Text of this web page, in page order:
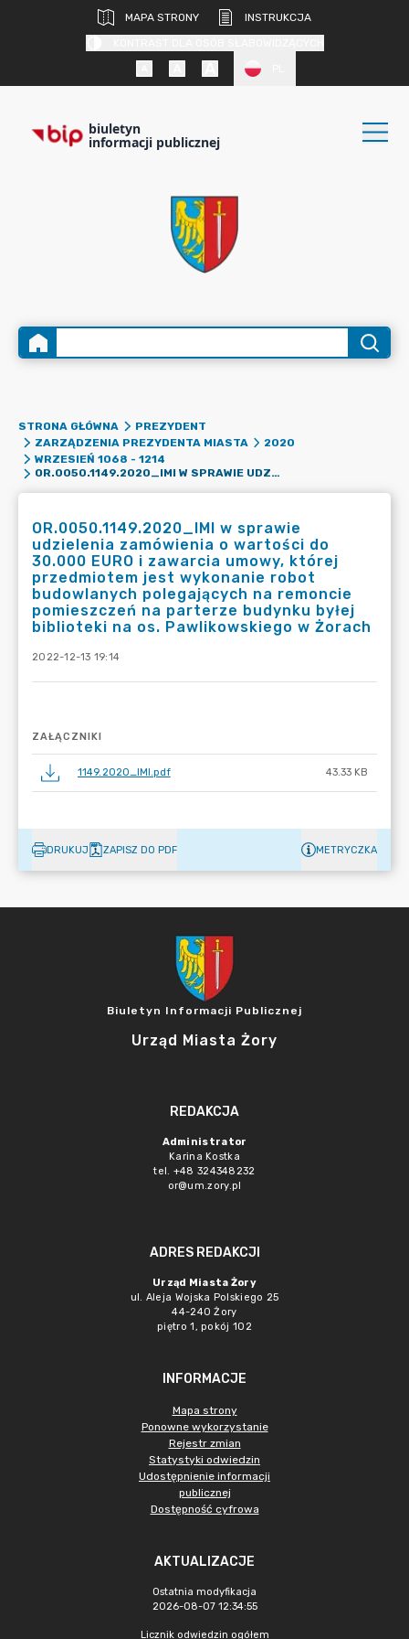
MAPA STRONY
INSTRUKCJA
biuletyn
informacji publicznej
STRONA GŁÓWNA
PREZYDENT
ZARZĄDZENIA PREZYDENTA MIASTA
2020
WRZESIEŃ 1068 - 1214
OR.0050.1149.2020_IMI W SPRAWIE UDZIELENIA ZAMÓWIENIA O WARTOŚCI DO 30.000 EURO I ZAWARCIA UMOWY, KTÓREJ PRZEDMIOTEM JEST WYKONANIE ROBOT BUDOWLANYCH POLEGAJĄCYCH NA REMONCIE POMIESZCZEŃ NA PARTERZE BUDYNKU BYŁEJ BIBLIOTEKI NA OS. PAWLIKOWSKIEGO W ŻORACH
OR.0050.1149.2020_IMI w sprawie
udzielenia zamówienia o wartości do
30.000 EURO i zawarcia umowy, której
przedmiotem jest wykonanie robot
budowlanych polegających na remoncie
pomieszczeń na parterze budynku byłej
biblioteki na os. Pawlikowskiego w Żorach
2022-12-13 19:14
ZAŁĄCZNIKI
1149.2020_IMI.pdf 43.33 KB
DRUKUJ ZAPISZ DO PDF METRYCZKA
Biuletyn Informacji Publicznej
Urząd Miasta Żory
REDAKCJA
Administrator
Karina Kostka
tel. +48 324348232
or@um.zory.pl
ADRES REDAKCJI
Urząd Miasta Żory
ul. Aleja Wojska Polskiego 25
44-240 Żory
piętro 1, pokój 102
INFORMACJE
Mapa strony
Ponowne wykorzystanie
Rejestr zmian
Statystyki odwiedzin
Udostępnienie informacji
publicznej
Dostępność cyfrowa
AKTUALIZACJE
Ostatnia modyfikacja
2026-08-07 12:34:55
Licznik odwiedzin ogółem